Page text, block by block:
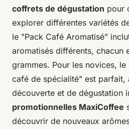
coffrets de dégustation pour
explorer différentes variétés
le "Pack Café Aromatisé"
aromatisés différents, chacun
grammes. Pour les novices,
café de spécialité" est parfait,
découverte et de dégustation
promotionnelles MaxiCoffee
découvrir de nouveaux